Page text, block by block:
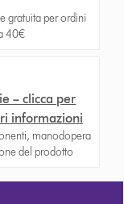
gratuita per ordini
40€
– clicca per
informazioni
manodopera
del prodotto